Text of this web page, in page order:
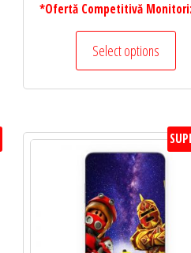
*Ofertă Competitivă
Select options